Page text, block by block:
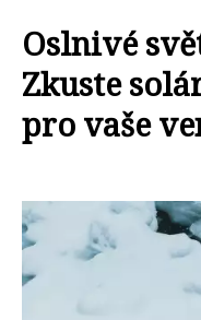
Oslnivé
Zkuste
pro vaše